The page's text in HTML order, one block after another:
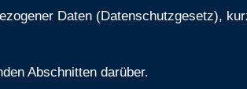
Daten (Datenschutzgesetz),
Abschnitten darüber.